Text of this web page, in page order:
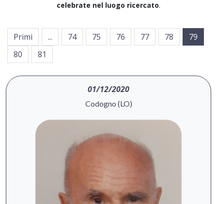
celebrate nel luogo ricercato.
Primi ... 74 75 76 77 78
79
80
81
01/12/2020
Codogno (LO)